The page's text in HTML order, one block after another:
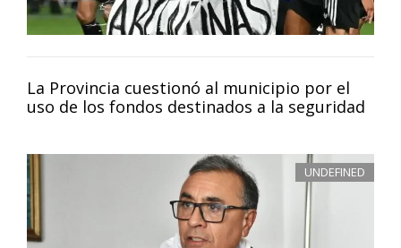
La Provincia cuestionó al municipio por el
uso de los fondos destinados a la seguridad
UNDEFINED